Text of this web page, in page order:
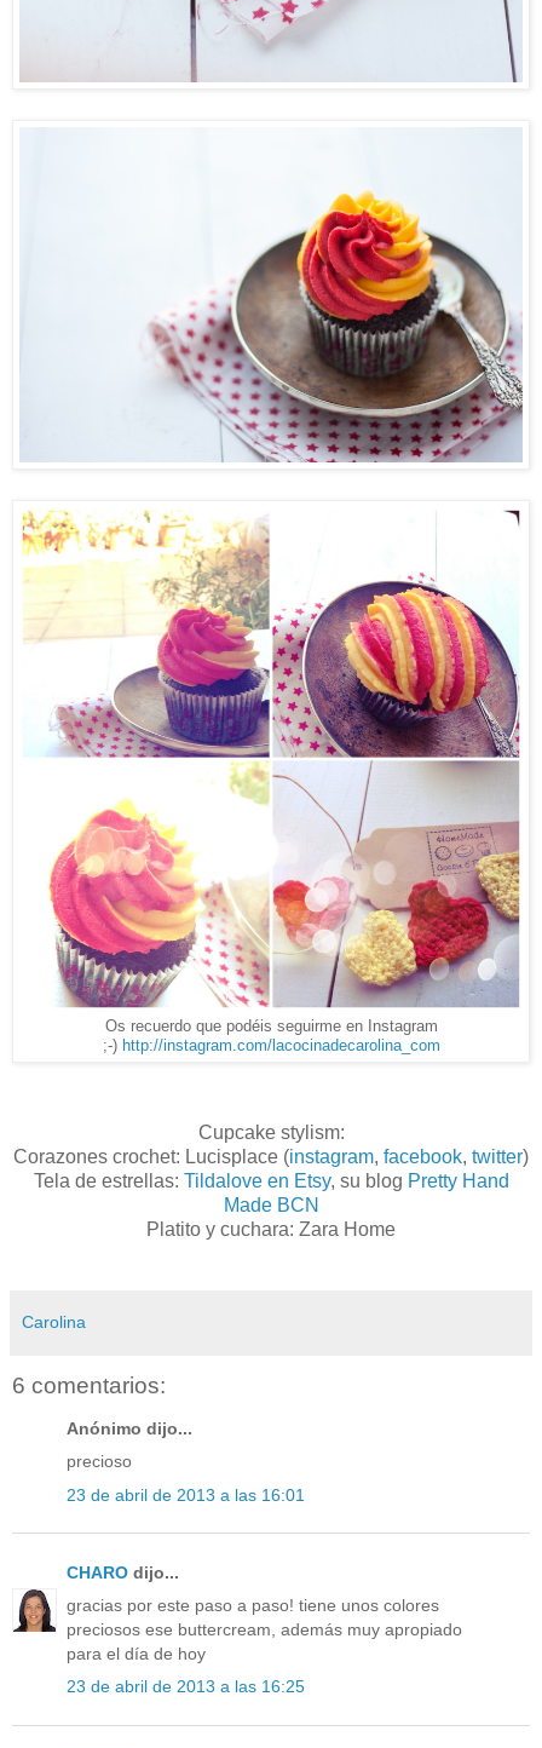
Os recuerdo que podéis seguirme en Instagram
;-) http://instagram.com/lacocinadecarolina_com
Cupcake stylism:
Corazones crochet: Lucisplace (instagram, facebook, twitter)
Tela de estrellas: Tildalove en Etsy, su blog Pretty Hand
Made BCN
Platito y cuchara: Zara Home
Carolina
6 comentarios:
Anónimo dijo...
precioso
23 de abril de 2013 a las 16:01
CHARO dijo...
gracias por este paso a paso! tiene unos colores
preciosos ese buttercream, además muy apropiado
para el día de hoy
23 de abril de 2013 a las 16:25